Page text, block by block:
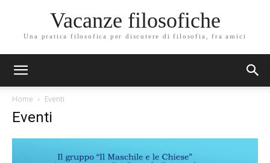
Vacanze filosofiche
Una pratica filosofica per discutere di filosofia, fra amici
Home Eventi
Eventi